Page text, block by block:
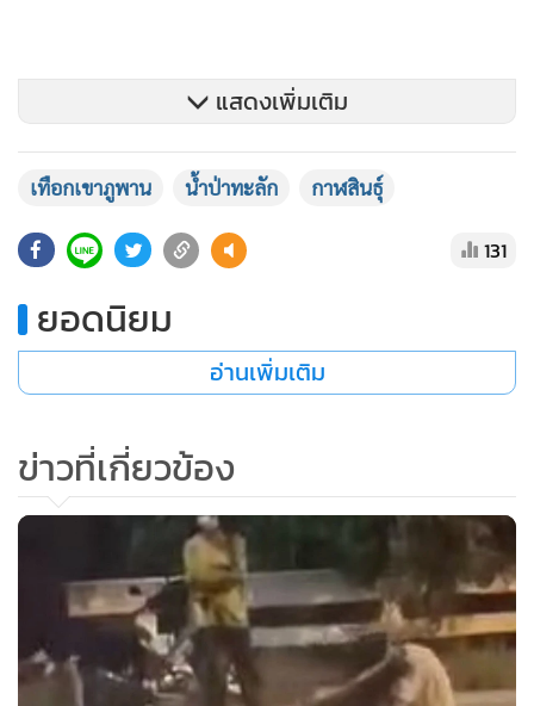
ตกอย่างต่อเนื่อง โดยเฉพาะพื้นที่ติดเขาภูพาน ยังมีน้ำป่าไหลลง
มาเอ่อท่วมพื้นที่การเกษตรเป็นบริเวณกว้าง โดยข้อมูลของ
สำนักงานป้องกันและบรรเทาสาธารณภัยจังหวัดกาฬสินธุ์
รายงานข้อมูลล่าสุดมีน้ำท่วมขังในพื้นที่รวม 4 อำเภอ 5 ตำบล
ส่วนใหญ่เป็นพื้นที่นาข้าว และถนนสัญจร ประกอบด้วย อำเภอกุ
ฉินารายณ์ 1 ตำบล 16 หมู่บ้าน ยังคงมีน้ำท่วมนาข้าว, อำเภอ
ห้วยผึ้ง 1 ตำบล ปริมาณน้ำเอ่อท่วมถนนหมายเลข 12 ห้วยผึ้ง-
สมเด็จ
แสดงเพิ่มเติม
เทือกเขาภูพาน น้ำป่าทะลัก กาฬสินธุ์
131
ยอดนิยม
อ่านเพิ่มเติม
ข่าวที่เกี่ยวข้อง